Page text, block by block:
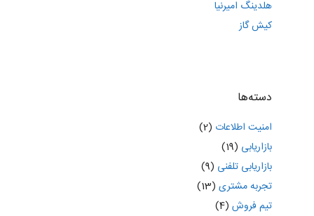
هلدینگ امیرنیا
کیش گاز
دسته‌ها
امنیت اطلاعات (2)
بازاریابی (19)
بازاریابی تلفنی (9)
تجربه مشتری (13)
تیم فروش (4)